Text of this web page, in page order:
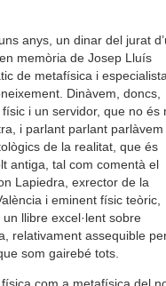
anys, un dinar del jurat
memòria de Josep Lluís
de metafísica i
Dinàvem, doncs,
i un servidor, que no és
i parlant parlant parlàvem
de la realitat, que és
antiga, tal com comentà el
Lapiedra, exrector de la
i eminent físic teòric,
llibre excel·lent sobre
relativament assequible
som gairebé tots.